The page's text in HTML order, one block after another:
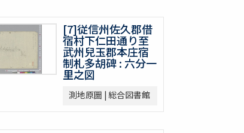
[7]従信州佐久郡借
宿村下仁田通り至
武州兒玉郡本庄宿
制札多胡碑 : 六分一
里之図
測地原圖 | 総合図書館